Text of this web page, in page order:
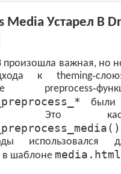
Media Устарел В
произошла важная, но
к theming‑слою:
были
Это
использовался
в шаблоне